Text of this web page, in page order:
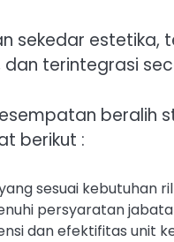
sekedar
terintegrasi
beralih
berikut :
sesuai kebutuhan
persyaratan
dan efektifitas unit